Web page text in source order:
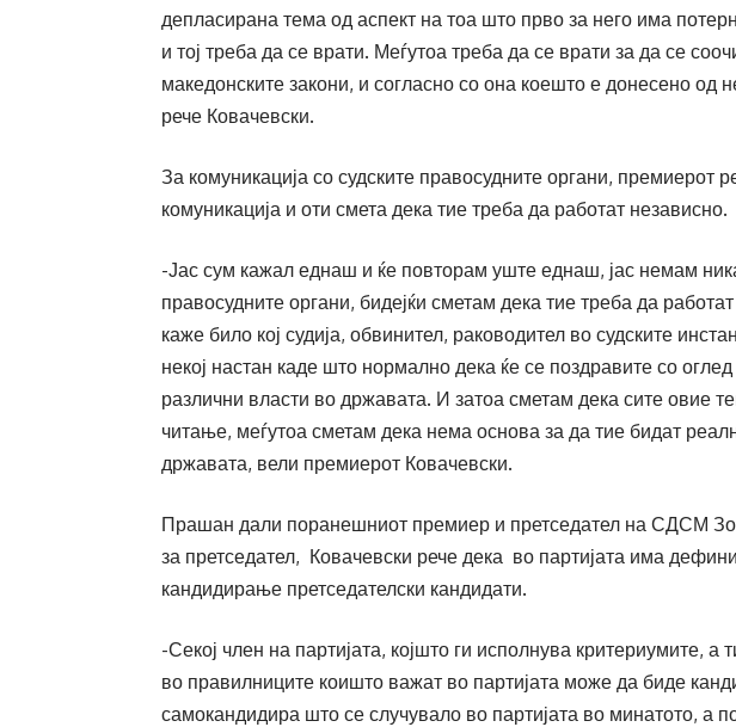
депласирана тема од аспект на тоа што прво за него има
и тој треба да се врати. Меѓутоа треба да се врати за да се
македонските закони, и согласно со она коешто е донесено од
рече Ковачевски.
За комуникација со судските правосудните органи, премиерот
комуникација и оти смета дека тие треба да работат независно.
-Јас сум кажал еднаш и ќе повторам уште еднаш, јас немам
правосудните органи, бидејќи сметам дека тие треба да
каже било кој судија, обвинител, раководител во судските
некој настан каде што нормално дека ќе се поздравите со
различни власти во државата. И затоа сметам дека сите овие
читање, меѓутоа сметам дека нема основа за да тие бидат
државата, вели премиерот Ковачевски.
Прашан дали поранешниот премиер и претседател на СДСМ
за претседател, Ковачевски рече дека во партијата има
кандидирање претседателски кандидати.
-Секој член на партијата, којшто ги исполнува критериумите, а
во правилниците коишто важат во партијата може да биде
самокандидира што се случувало во партијата во минатото, а